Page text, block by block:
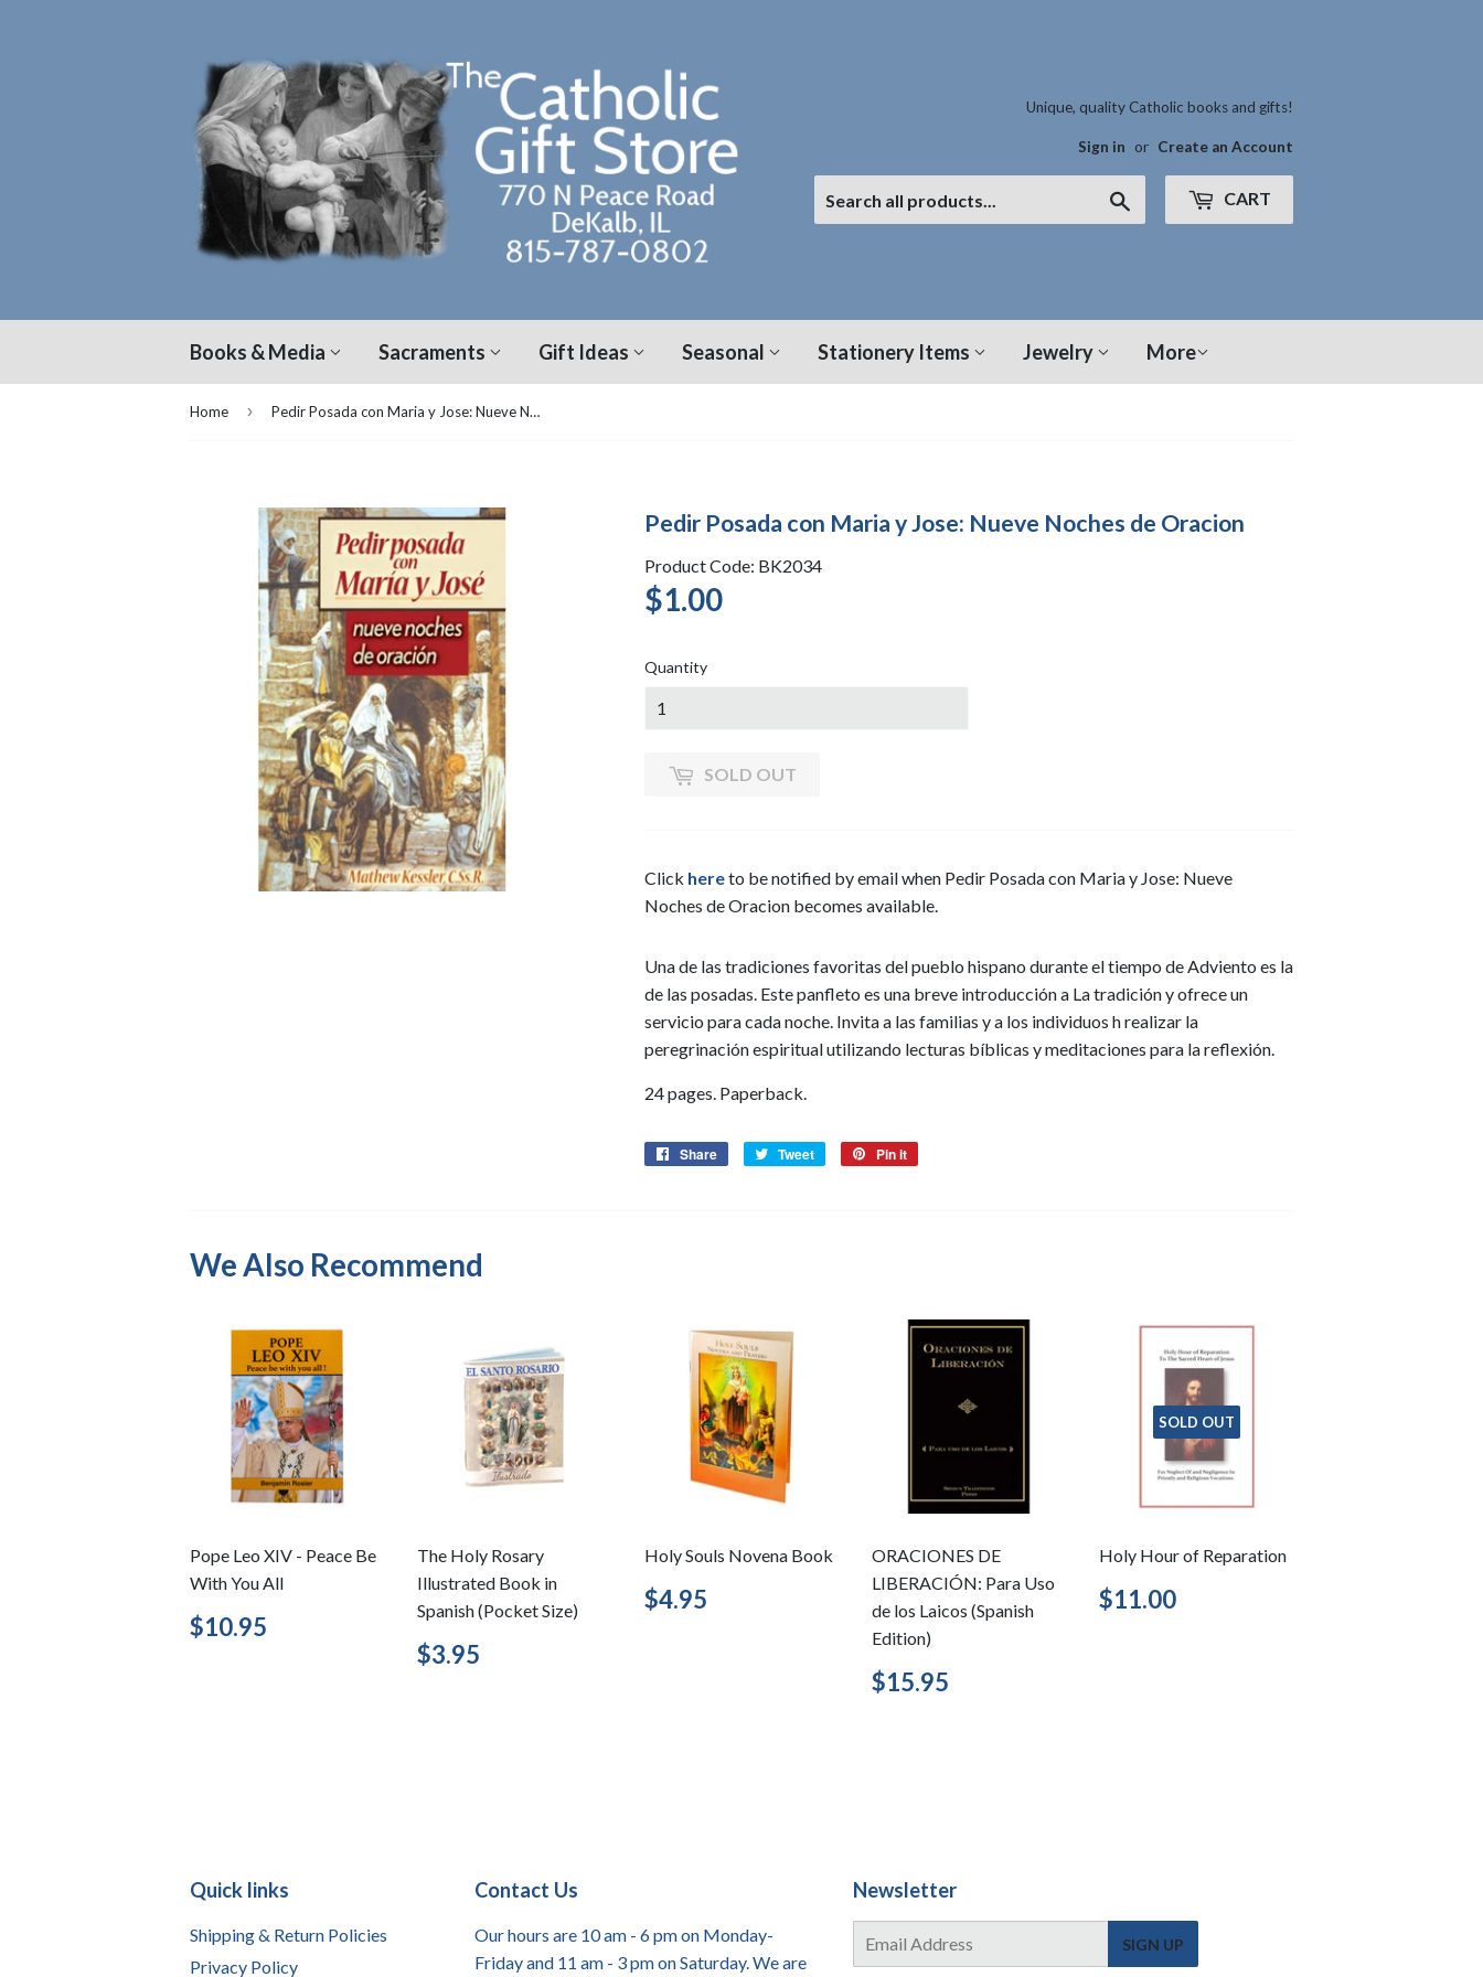
Unique, quality Catholic books and gifts!
Sign in or Create an Account
CART
Books & Media Sacraments Gift Ideas Seasonal Stationery Items Jewelry More
Home › Pedir Posada con Maria y Jose: Nueve Noches de Oracion
Pedir Posada con Maria y Jose: Nueve Noches de Oracion
Product Code: BK2034
$1.00
Quantity
SOLD OUT
Click hereto be notified by email when Pedir Posada con Maria y Jose: Nueve
Noches de Oracion becomes available.
Una de las tradiciones favoritas del pueblo hispano durante el tiempo de Adviento es la
de las posadas. Este panfleto es una breve introducción a La tradición y ofrece un
servicio para cada noche. Invita a las familias y a los individuos h realizar la
peregrinación espiritual utilizando lecturas bíblicas y meditaciones para la reflexión.
24 pages. Paperback.
Share
Share
Tweet
Tweet
Pin it
We Also Recommend
Pope Leo XIV - Peace Be
With You All
Regular
price
$10.95
The Holy Rosary
Illustrated Book in
Spanish (Pocket Size)
Regular
price
$3.95
Holy Souls Novena Book
Regular
price
$4.95
ORACIONES DE
LIBERACIÓN: Para Uso
de los Laicos (Spanish
Edition)
Regular
price
$15.95
SOLD OUT
Holy Hour of Reparation
Regular
price
$11.00
Quick links
Shipping & Return Policies
Privacy Policy
Contact Us
Our hours are 10 am - 6 pm on Monday-
Friday and 11 am - 3 pm on Saturday. We are
Newsletter
mail
SIGN UP